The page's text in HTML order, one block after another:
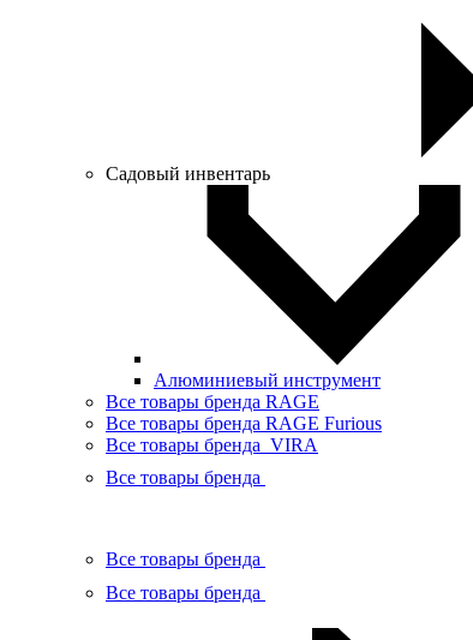
Садовый инвентарь
Алюминиевый инструмент
Все товары бренда RAGE
Все товары бренда RAGE Furious
Все товары бренда VIRA
Все товары бренда
Все товары бренда
Все товары бренда